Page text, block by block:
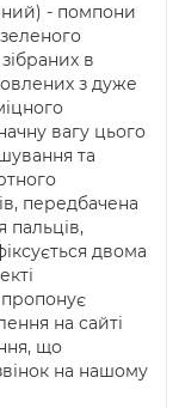
- помпони
в
з дуже
вагу цього
та
передбачена
пальців,
двома
на сайті
що
на нашому